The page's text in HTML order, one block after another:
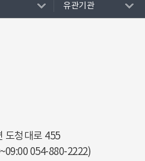
유관기관
도청대로 455
054-880-2222)